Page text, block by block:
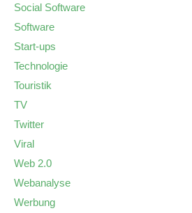
Social Software
Software
Start-ups
Technologie
Touristik
TV
Twitter
Viral
Web 2.0
Webanalyse
Werbung